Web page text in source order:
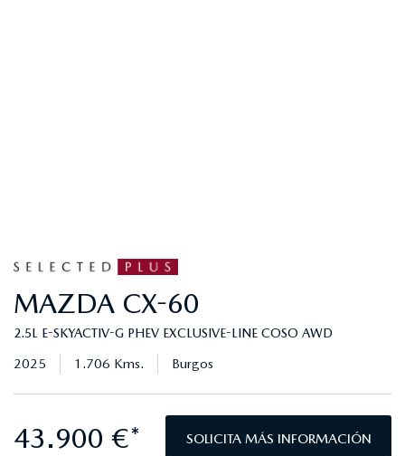
MAZDA CX-60
2.5L E-SKYACTIV-G PHEV EXCLUSIVE-LINE COSO AWD
2025 1.706 Kms. Burgos
43.900 €* SOLICITA MÁS INFORMACIÓN